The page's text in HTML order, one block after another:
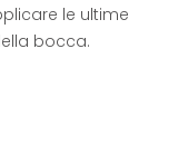
le ultime
bocca.